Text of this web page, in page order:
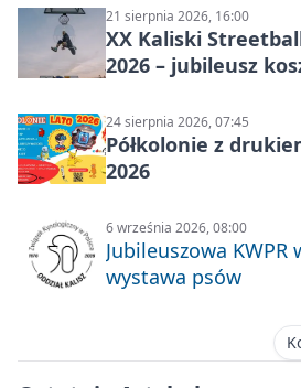
21 sierpnia 2026, 16:00
XX Kaliski
2026 – jubileusz
24 sierpnia 2026, 07:45
Półkolonie z
2026
6 września 2026, 08:00
Jubileuszowa KWPR
wystawa psów